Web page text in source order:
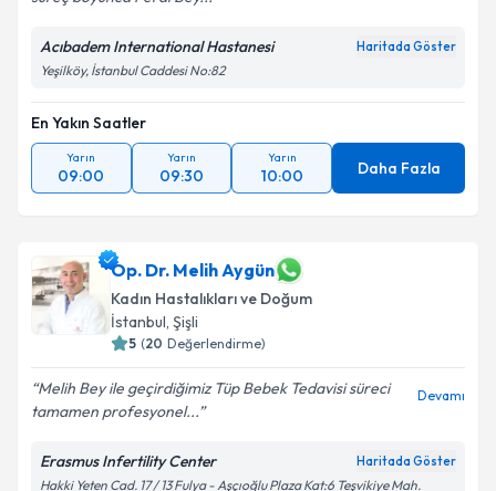
Acıbadem International Hastanesi Haritada Göster
Yeşilköy, İstanbul Caddesi No:82
En Yakın Saatler
Yarın
09:00
Yarın
09:30
Yarın
10:00 Daha Fazla
Op. Dr. Melih Aygün
Kadın Hastalıkları ve Doğum
İstanbul, Şişli
5 (20 Değerlendirme)
Melih Bey ile geçirdiğimiz Tüp Bebek Tedavisi süreci
tamamen profesyonel...
Devamı
Erasmus Infertility Center Haritada Göster
Hakki Yeten Cad. 17 / 13 Fulya - Aşçıoğlu Plaza Kat:6 Teşvikiye Mah.